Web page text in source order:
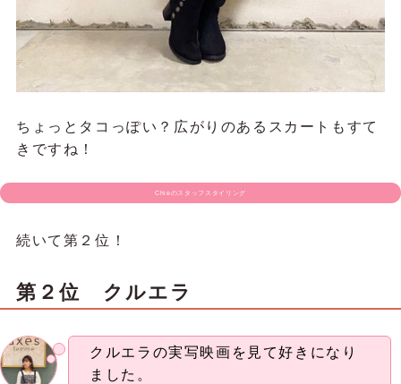
ちょっとタコっぽい？広がりのあるスカートもすて
きですね！
Chieのスタッフスタイリング
続いて第２位！
第２位 クルエラ
クルエラの実写映画を見て好きになり
ました。